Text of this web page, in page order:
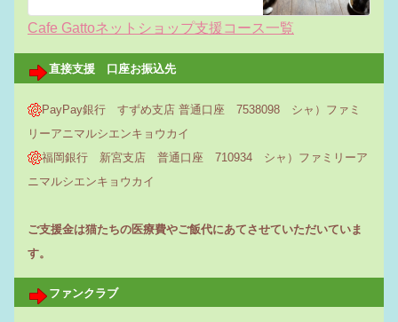
Cafe Gattoネットショップ支援コース一覧
直接支援 口座お振込先
PayPay銀行 すずめ支店 普通口座 7538098 シャ）ファミ
リーアニマルシエンキョウカイ
福岡銀行 新宮支店 普通口座 710934 シャ）ファミリーア
ニマルシエンキョウカイ
ご支援金は猫たちの医療費やご飯代にあてさせていただいていま
す。
ファンクラブ